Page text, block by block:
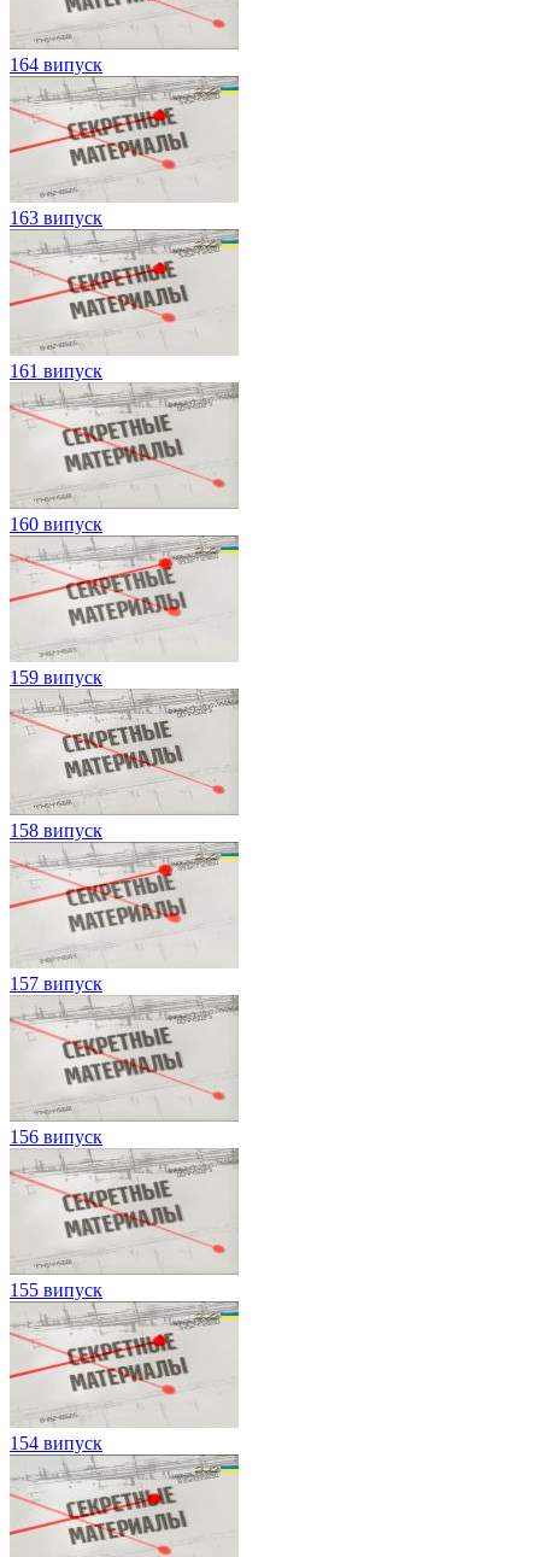
164 випуск
163 випуск
161 випуск
160 випуск
159 випуск
158 випуск
157 випуск
156 випуск
155 випуск
154 випуск